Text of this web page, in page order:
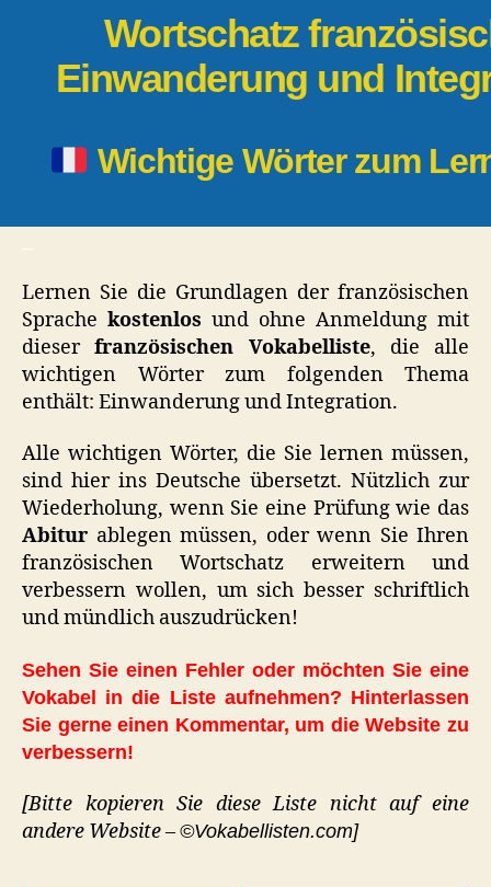
Wortschatz
Einwanderung und
Wichtige Wörter zum
Lernen Sie die Grundlagen der französischen
Sprache kostenlos und ohne Anmeldung mit
dieserfranzösischen Vokabelliste, die alle
wichtigen Wörter zum folgenden Thema
enthält: Einwanderung und Integration.
Alle wichtigen Wörter, die Sie lernen müssen,
sind hier ins Deutsche übersetzt. Nützlich zur
Wiederholung, wenn Sie eine Prüfung wie das
Abitur ablegen müssen, oder wenn Sie Ihren
französischen Wortschatz erweitern und
verbessern wollen, um sich besser schriftlich
und mündlich auszudrücken!
Sehen Sie einen Fehler oder möchten Sie eine
Vokabel in die Liste aufnehmen? Hinterlassen
Sie gerne einen Kommentar, um die Website zu
verbessern!
[Bitte kopieren Sie diese Liste nicht auf eine
andere Website – ©Vokabellisten.com]